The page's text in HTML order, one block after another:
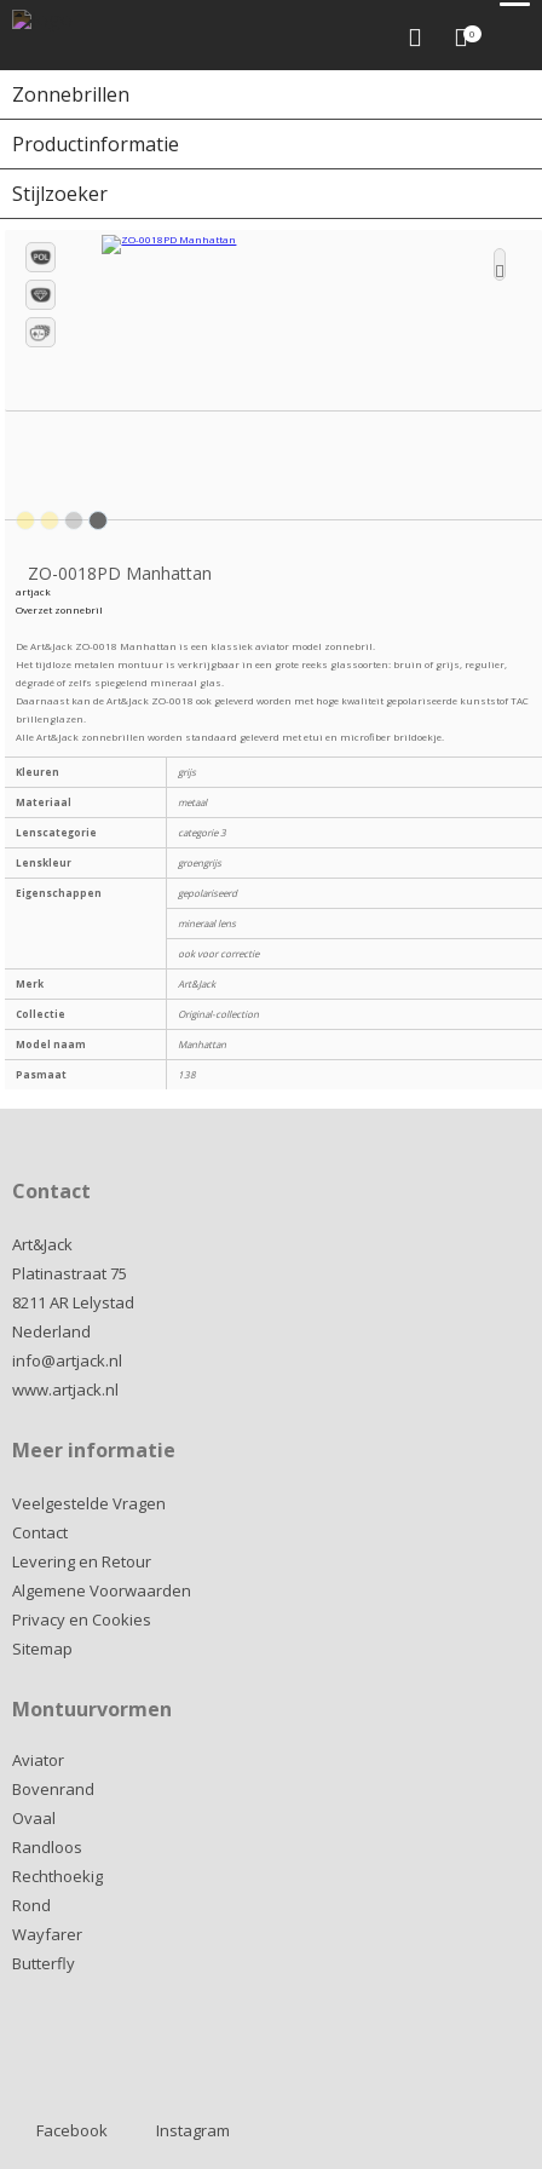
0
Zonnebrillen
Productinformatie
Stijlzoeker
Home Zonnebrillen
ZO-0018PD Manhattan
artjack
Overzet zonnebril
De Art&Jack ZO-0018 Manhattan is een klassiek aviator model zonnebril.
Het tijdloze metalen montuur is verkrijgbaar in een grote reeks glassoorten: bruin of grijs, regulier,
dégradé of zelfs spiegelend mineraal glas.
Daarnaast kan de Art&Jack ZO-0018 ook geleverd worden met hoge kwaliteit gepolariseerde kunststof TAC
brillenglazen.
Alle Art&Jack zonnebrillen worden standaard geleverd met etui en microfiber brildoekje.
Kleuren grijs
Materiaal metaal
Lenscategorie categorie 3
Lenskleur groengrijs
Eigenschappen gepolariseerd
mineraal lens
ook voor correctie
Merk Art&Jack
Collectie Original-collection
Model naam Manhattan
Pasmaat 138
Contact
Art&Jack
Platinastraat 75
8211 AR Lelystad
Nederland
info@artjack.nl
www.artjack.nl
Meer informatie
Veelgestelde Vragen
Contact
Levering en Retour
Algemene Voorwaarden
Privacy en Cookies
Sitemap
Montuurvormen
Aviator
Bovenrand
Ovaal
Randloos
Rechthoekig
Rond
Wayfarer
Butterfly
Facebook Instagram